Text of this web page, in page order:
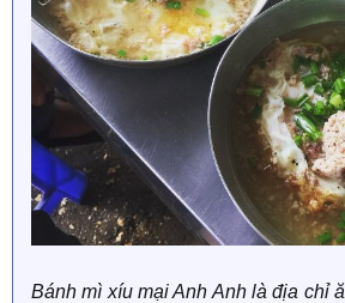
Bánh mì xíu mại Anh Anh là địa chỉ